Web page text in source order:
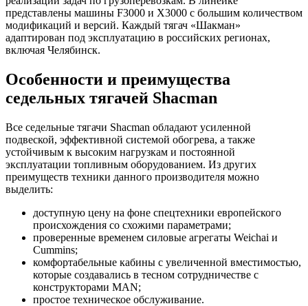
представлены машины F3000 и X3000 с большим количеством
модификаций и версий. Каждый тягач «Шакман»
адаптирован под эксплуатацию в российских регионах,
включая Челябинск.
Особенности и преимущества
седельных тягачей Shacman
Все седельные тягачи Shacman обладают усиленной
подвеской, эффективной системой обогрева, а также
устойчивым к высоким нагрузкам и постоянной
эксплуатации топливным оборудованием. Из других
преимуществ техники данного производителя можно
выделить:
доступную цену на фоне спецтехники европейского
происхождения со схожими параметрами;
проверенные временем силовые агрегаты Weichai и
Cummins;
комфортабельные кабины с увеличенной вместимостью,
которые создавались в тесном сотрудничестве с
конструкторами MAN;
простое техническое обслуживание.